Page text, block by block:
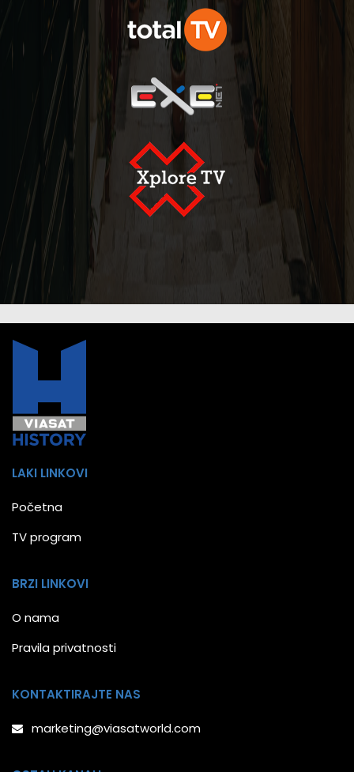
LAKI LINKOVI
Početna
TV program
BRZI LINKOVI
O nama
Pravila privatnosti
KONTAKTIRAJTE NAS
marketing@viasatworld.com